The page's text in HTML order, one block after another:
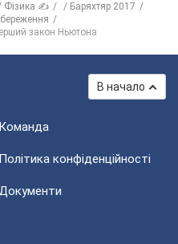
Фізика ✍
Баряхтяр 2017
закон Ньютона
В начало
Команда
Політика конфіденційності